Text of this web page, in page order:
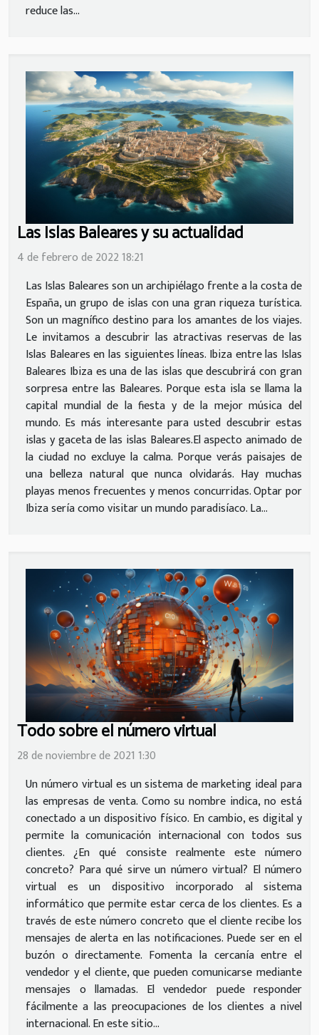
reduce las...
Las Islas Baleares y su actualidad
4 de febrero de 2022 18:21
Las Islas Baleares son un archipiélago frente a la costa de
España, un grupo de islas con una gran riqueza turística.
Son un magnífico destino para los amantes de los viajes.
Le invitamos a descubrir las atractivas reservas de las
Islas Baleares en las siguientes líneas. Ibiza entre las Islas
Baleares Ibiza es una de las islas que descubrirá con gran
sorpresa entre las Baleares. Porque esta isla se llama la
capital mundial de la fiesta y de la mejor música del
mundo. Es más interesante para usted descubrir estas
islas y gaceta de las islas Baleares.El aspecto animado de
la ciudad no excluye la calma. Porque verás paisajes de
una belleza natural que nunca olvidarás. Hay muchas
playas menos frecuentes y menos concurridas. Optar por
Ibiza sería como visitar un mundo paradisíaco. La...
Todo sobre el número virtual
28 de noviembre de 2021 1:30
Un número virtual es un sistema de marketing ideal para
las empresas de venta. Como su nombre indica, no está
conectado a un dispositivo físico. En cambio, es digital y
permite la comunicación internacional con todos sus
clientes. ¿En qué consiste realmente este número
concreto? Para qué sirve un número virtual? El número
virtual es un dispositivo incorporado al sistema
informático que permite estar cerca de los clientes. Es a
través de este número concreto que el cliente recibe los
mensajes de alerta en las notificaciones. Puede ser en el
buzón o directamente. Fomenta la cercanía entre el
vendedor y el cliente, que pueden comunicarse mediante
mensajes o llamadas. El vendedor puede responder
fácilmente a las preocupaciones de los clientes a nivel
internacional. En este sitio...